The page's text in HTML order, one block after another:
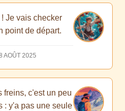
Je vais checker
point de départ.
AOÛT 2025
freins, c'est un peu
: y'a pas une seule